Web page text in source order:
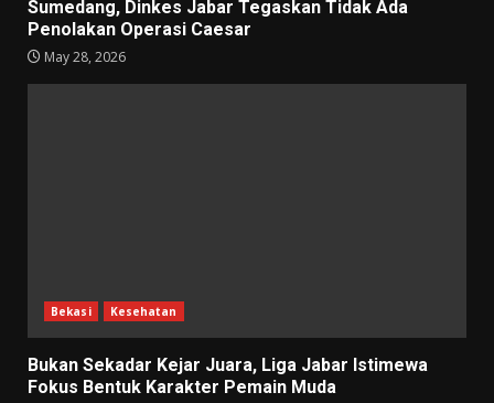
Sumedang, Dinkes Jabar Tegaskan Tidak Ada
Penolakan Operasi Caesar
May 28, 2026
Bekasi Kesehatan
Bukan Sekadar Kejar Juara, Liga Jabar Istimewa
Fokus Bentuk Karakter Pemain Muda